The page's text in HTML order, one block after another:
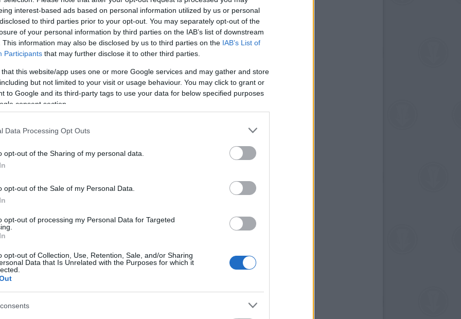
interest-based ads based on personal information utilized by us or personal
to third parties prior to your opt-out. You may separately opt-out of the
of your personal information by third parties on the IAB’s list of downstream
This information may also be disclosed by us to third parties on the IAB’s List of
Participants that may further disclose it to other third parties.
that this website/app uses one or more Google services and may gather and store
but not limited to your visit or usage behaviour. You may click to grant or
to Google and its third-party tags to use your data for below specified purposes
consent section.
Data Processing Opt Outs
opt-out of the Sharing of my personal data.
opt-out of the Sale of my Personal Data.
opt-out of processing my Personal Data for Targeted
opt-out of Collection, Use, Retention, Sale, and/or Sharing
Data that Is Unrelated with the Purposes for which it
megmutassuk a mese egy másik oldalát is, azt,
annak a kornak a szellemisége, másrészt
Ezért helyeztem épp erre a kiaknázatlan
André Dussollier alakítja. „Nagyon büszke
játssza a filmben" – mesélte Dussollier. „Ez egy
ide, Berlinbe, hiszen itt forgattunk a